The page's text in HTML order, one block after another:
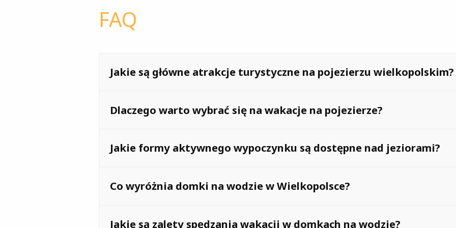
FAQ
Jakie są główne atrakcje turystyczne na pojezierzu wielkopolskim?
zabytkowe miejscowości z bogatą historią.
Dlaczego warto wybrać się na wakacje na pojezierze?
poznania lokalnej kultury i tradycji.
Jakie formy aktywnego wypoczynku są dostępne nad jeziorami?
Nad jeziorami można uprawiać żeglarstwo, kajakarstwo, pływanie, wędkowanie oraz
rowerowych i pieszych wokół akwenów.
Co wyróżnia domki na wodzie w Wielkopolsce?
Jakie są zalety spędzania wakacji w domkach na wodzie?